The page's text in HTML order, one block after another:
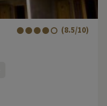
(8.5/10)